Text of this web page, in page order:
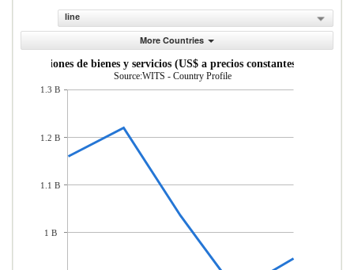
line
More Countries
Exportaciones de bienes y servicios (US$ a precios constantes de 2010)
Source:WITS - Country Profile
1.3 B
1.2 B
1.1 B
1 B